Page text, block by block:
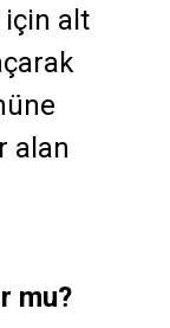
alt
alan
mu?